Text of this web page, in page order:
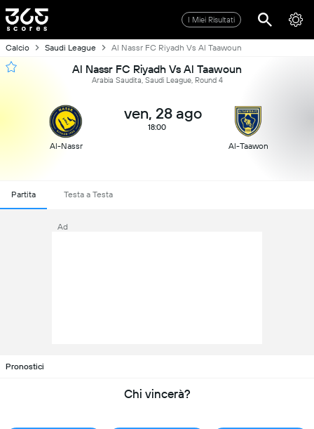
I Miei Risultati
Calcio Saudi League Al Nassr FC Riyadh Vs Al Taawoun
Al Nassr FC Riyadh Vs Al Taawoun
Arabia Saudita, Saudi League, Round 4
Al-Nassr
ven, 28 ago
18:00
Al-Taawon
Partita Testa a Testa
Ad
Pronostici
Chi vincerà?